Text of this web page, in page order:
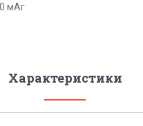
мАг
Характеристики